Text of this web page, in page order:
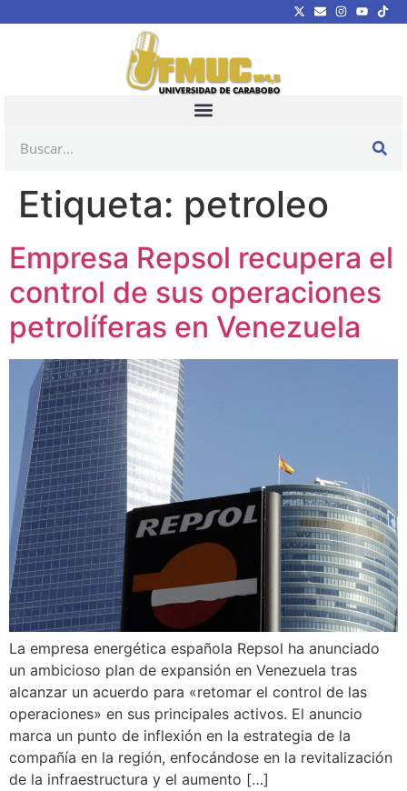
Etiqueta: petroleo
Empresa Repsol recupera el
control de sus operaciones
petrolíferas en Venezuela
La empresa energética española Repsol ha anunciado
un ambicioso plan de expansión en Venezuela tras
alcanzar un acuerdo para «retomar el control de las
operaciones» en sus principales activos. El anuncio
marca un punto de inflexión en la estrategia de la
compañía en la región, enfocándose en la revitalización
de la infraestructura y el aumento […]